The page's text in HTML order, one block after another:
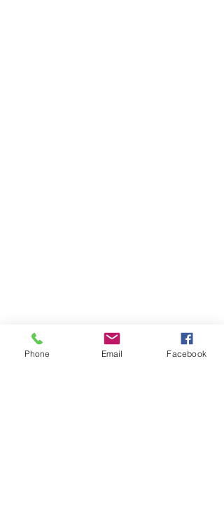
Phone Email Facebook